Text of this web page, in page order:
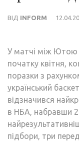
ВІД INFORM
У матчі між Ютою
початку квітня,
поразки з
український
відзначився
в НБА, набравши
підбори, три